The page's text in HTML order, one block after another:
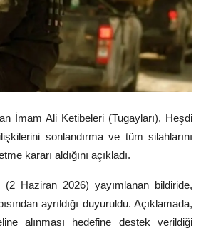
İmam Ali Ketibeleri (Tugayları), Heşdi
sonlandırma ve tüm silahlarını
kararı aldığını açıkladı.
(2 Haziran 2026) yayımlanan bildiride,
ayrıldığı duyuruldu. Açıklamada,
alınması hedefine destek verildiği